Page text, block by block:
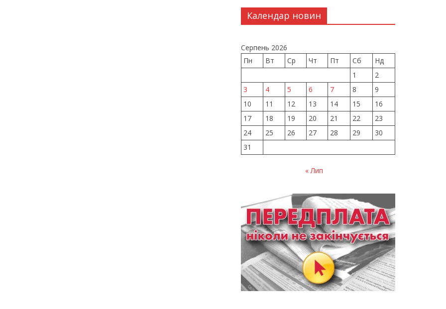
Календар новин
Серпень 2026
Пн
Вт Ср Чт Пт Сб
Нд
1
2
3
4 5 6 7 8
9
10
11 12 13 14 15
16
17
18 19 20 21 22
23
24
25 26 27 28 29
30
31
« Лип